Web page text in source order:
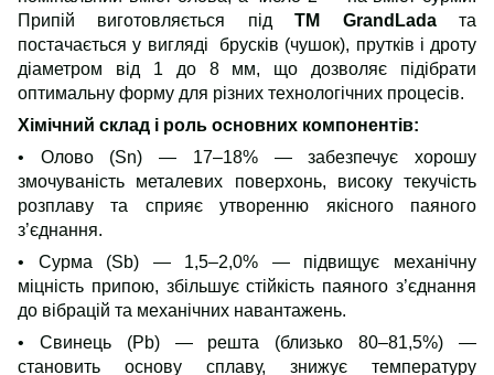
Припій виготовляється підТМ GrandLadaта
постачається у вигляді брусків (чушок), прутків і дроту
діаметром від 1 до 8 мм, що дозволяє підібрати
оптимальну форму для різних технологічних процесів.
Хімічний склад і роль основних компонентів:
• Олово (Sn) — 17–18% — забезпечує хорошу
змочуваність металевих поверхонь, високу текучість
розплаву та сприяє утворенню якісного паяного
з’єднання.
• Сурма (Sb) — 1,5–2,0% — підвищує механічну
міцність припою, збільшує стійкість паяного з’єднання
до вібрацій та механічних навантажень.
• Свинець (Pb) — решта (близько 80–81,5%) —
становить основу сплаву, знижує температуру